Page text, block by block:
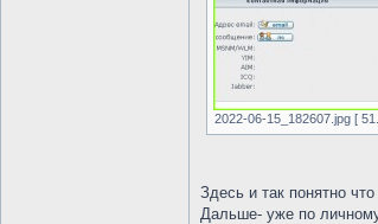
2022-06-15_182607.jpg [
Здесь и так понятно
Дальше- уже по